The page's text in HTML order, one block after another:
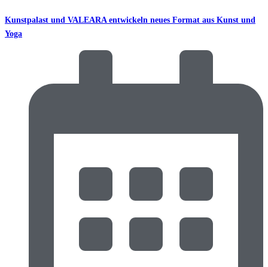
Kunstpalast und VALEARA entwickeln neues Format aus Kunst und
Yoga